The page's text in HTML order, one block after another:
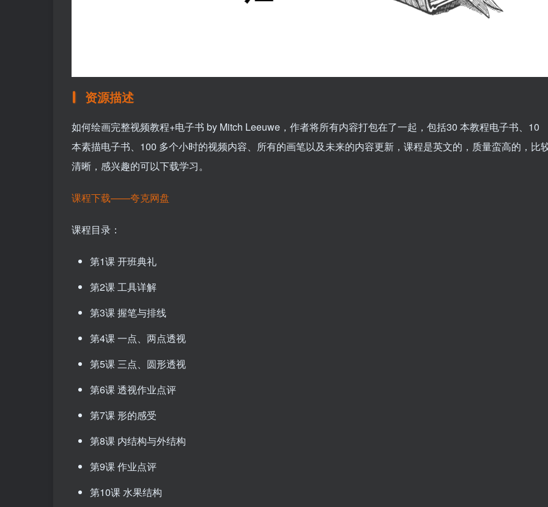
资源描述
如何绘画完整视频教程+电子书 by Mitch Leeuwe，作者将所有内容打包在了一起，包括30 本教程电子书、10
本素描电子书、100 多个小时的视频内容、所有的画笔以及未来的内容更新，课程是英文的，质量蛮高的，比
清晰，感兴趣的可以下载学习。
课程下载——夸克网盘
课程目录：
第1课 开班典礼
第2课 工具详解
第3课 握笔与排线
第4课 一点、两点透视
第5课 三点、圆形透视
第6课 透视作业点评
第7课 形的感受
第8课 内结构与外结构
第9课 作业点评
第10课 水果结构